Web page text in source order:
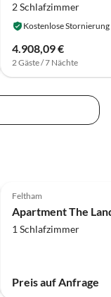
2 Schlafzimmer
Kostenlose Stornierung
4.908,09 €
2 Gäste / 7 Nächte
Feltham
1 Schlafzimmer
Preis auf Anfrage